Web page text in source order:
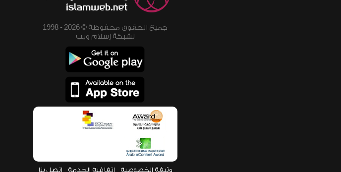
جميع الحقوق محفوظة © 2026 - 1998
لشبكة إسلام ويب
وثيقة الخصوصية اتفاقية الخدمة اتصل بنا